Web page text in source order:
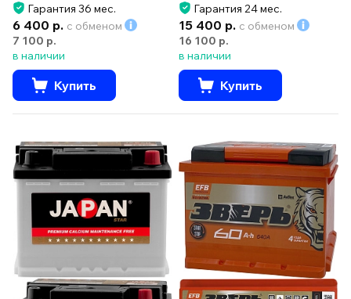
Гарантия 36 мес.
6 400 р. с обменом
7 100 р.
в наличии
Купить
Гарантия 24 мес.
15 400 р. с обменом
16 100 р.
в наличии
Купить